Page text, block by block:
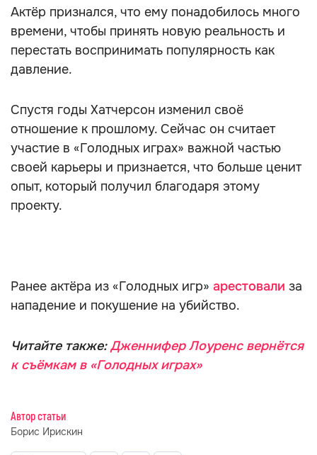
Актёр признался, что ему понадобилось много
времени, чтобы принять новую реальность и
перестать воспринимать популярность как
давление.
Спустя годы Хатчерсон изменил своё
отношение к прошлому. Сейчас он считает
участие в «Голодных играх» важной частью
своей карьеры и признается, что больше ценит
опыт, который получил благодаря этому
проекту.
Ранее актёра из «Голодных игр» арестовали за
нападение и покушение на убийство.
Читайте также:Дженнифер Лоуренс вернётся
к съёмкам в «Голодных играх»
Автор статьи
Борис Ирискин